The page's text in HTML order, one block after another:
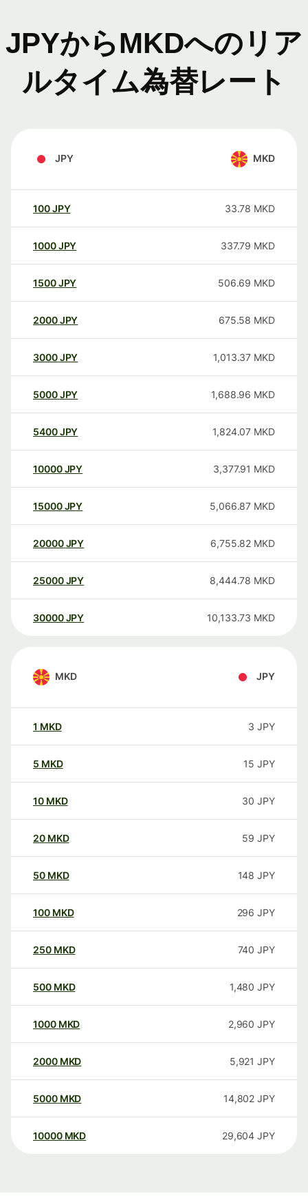
JPYからMKDへのリア
ルタイム為替レート
JPY MKD
100JPY 33.78 MKD
1000JPY 337.79 MKD
1500JPY 506.69 MKD
2000JPY 675.58 MKD
3000JPY 1,013.37 MKD
5000JPY 1,688.96 MKD
5400JPY 1,824.07 MKD
10000 JPY 3,377.91 MKD
15000 JPY 5,066.87 MKD
20000 JPY 6,755.82 MKD
25000 JPY 8,444.78 MKD
30000 JPY 10,133.73 MKD
MKD JPY
1 MKD 3 JPY
5 MKD 15 JPY
10 MKD 30 JPY
20 MKD 59 JPY
50 MKD 148 JPY
100 MKD 296 JPY
250 MKD 740 JPY
500 MKD 1,480 JPY
1000 MKD 2,960 JPY
2000 MKD 5,921 JPY
5000 MKD 14,802 JPY
10000 MKD 29,604 JPY